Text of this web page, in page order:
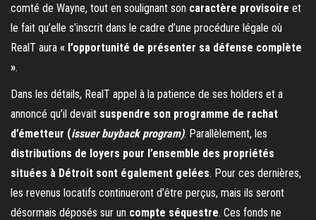
comté de Wayne, tout en soulignant son caractère provisoire et
le fait qu’elle s’inscrit dans le cadre d’une procédure légale où
RealT aura « l’opportunité de présenter sa défense complète
».
Dans les détails, RealT appel à la patience de ses holders et a
annoncé qu’il devait suspendre son programme de rachat
d’émetteur (issuer buyback program). Parallèlement, les
distributions de loyers pour l’ensemble des propriétés
situées à Détroit sont également gelées. Pour ces dernières,
les revenus locatifs continueront d’être perçus, mais ils seront
désormais déposés sur un compte séquestre. Ces fonds ne